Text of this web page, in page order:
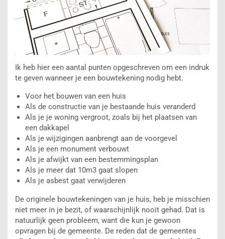
Ik heb hier een aantal punten opgeschreven om een indruk
te geven wanneer je een bouwtekening nodig hebt.
Voor het bouwen van een huis
Als de constructie van je bestaande huis veranderd
Als je je woning vergroot, zoals bij het plaatsen van
een dakkapel
Als je wijzigingen aanbrengt aan de voorgevel
Als je een monument verbouwt
Als je afwijkt van een bestemmingsplan
Als je meer dat 10m3 gaat slopen
Als je asbest gaat verwijderen
De originele bouwtekeningen van je huis, heb je misschien
niet meer in je bezit, of waarschijnlijk nooit gehad. Dat is
natuurlijk geen probleem, want die kun je gewoon
opvragen bij de gemeente. De reden dat de gemeentes